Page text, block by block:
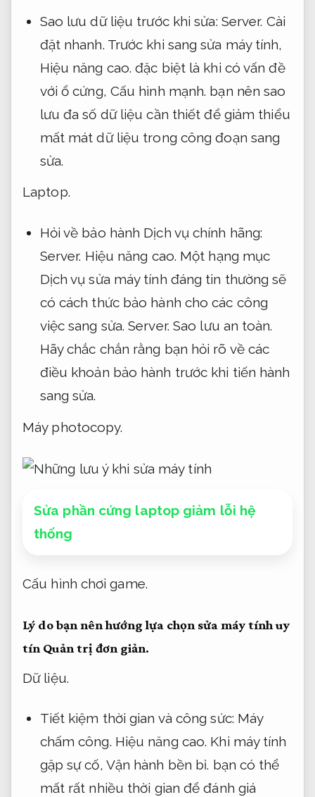
Sao lưu dữ liệu trước khi sửa: Server. Cài
đặt nhanh. Trước khi sang sửa máy tính,
Hiệu năng cao. đặc biệt là khi có vấn đề
với ổ cứng, Cấu hình mạnh. bạn nên sao
lưu đa số dữ liệu cần thiết để giảm thiểu
mất mát dữ liệu trong công đoạn sang
sửa.
Laptop.
Hỏi về bảo hành Dịch vụ chính hãng:
Server. Hiệu năng cao. Một hạng mục
Dịch vụ sửa máy tính đáng tin thường sẽ
có cách thức bảo hành cho các công
việc sang sửa.Server. Sao lưu an toàn.
Hãy chắc chắn rằng bạn hỏi rõ về các
điều khoản bảo hành trước khi tiến hành
sang sửa.
Máy photocopy.
Sửa phần cứng laptop giảm lỗi hệ
thống
Cấu hình chơi game.
Lý do bạn nên hướng lựa chọn sửa máy tính uy
tín Quản trị đơn giản.
Dữ liệu.
Tiết kiệm thời gian và công sức: Máy
chấm công. Hiệu năng cao. Khi máy tính
gặp sự cố, Vận hành bền bỉ. bạn có thể
mất rất nhiều thời gian để đánh giá